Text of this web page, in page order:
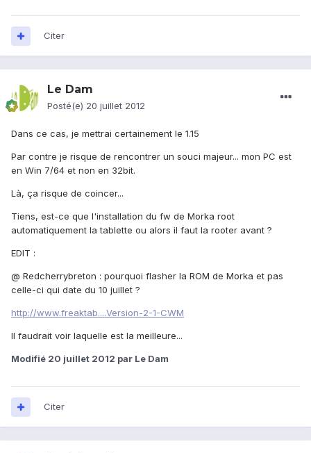
Citer
Le Dam
Posté(e) 20 juillet 2012
Dans ce cas, je mettrai certainement le 1.15
Par contre je risque de rencontrer un souci majeur... mon PC est
en Win 7/64 et non en 32bit.
Là, ça risque de coincer...
Tiens, est-ce que l'installation du fw de Morka root
automatiquement la tablette ou alors il faut la rooter avant ?
EDIT :
@ Redcherrybreton : pourquoi flasher la ROM de Morka et pas
celle-ci qui date du 10 juillet ?
http://www.freaktab....Version-2-1-CWM
Il faudrait voir laquelle est la meilleure...
Modifié 20 juillet 2012 par Le Dam
Citer